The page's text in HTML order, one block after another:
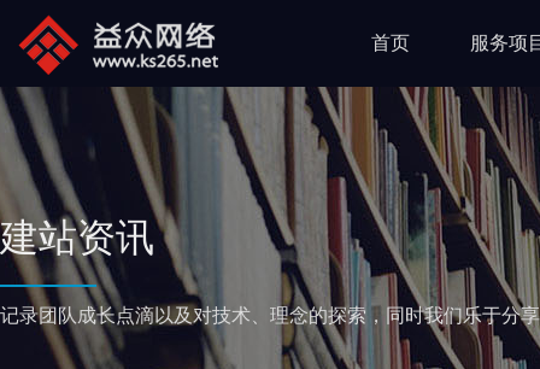
首页 服务项
建站资讯
记录团队成长点滴以及对技术、理念的探索，同时我们乐于分享